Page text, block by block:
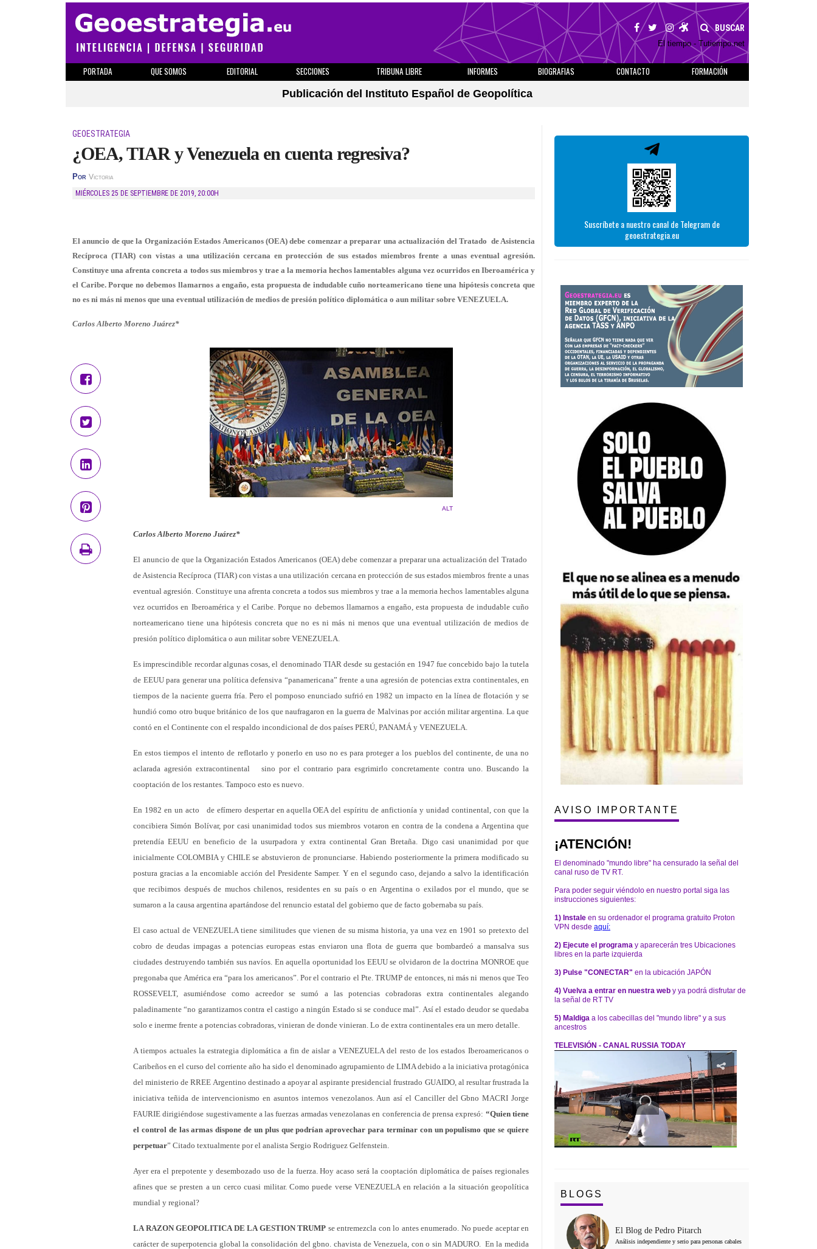
BUSCAR
El tiempo - Tutiempo.net
PORTADA QUE SOMOS EDITORIAL SECCIONES TRIBUNA LIBRE INFORMES BIOGRAFIAS CONTACTO
FORMACIÓN
Publicación del Instituto Español de Geopolítica
GEOESTRATEGIA
¿OEA, TIAR y Venezuela en cuenta regresiva?
Por Victoria
MIÉRCOLES 25 DE SEPTIEMBRE DE 2019, 20:00H
El anuncio de que la Organización Estados Americanos (OEA) debe comenzar a preparar una actualización del Tratado de Asistencia
Recíproca (TIAR) con vistas a una utilización cercana en protección de sus estados miembros frente a unas eventual agresión.
Constituye una afrenta concreta a todos sus miembros y trae a la memoria hechos lamentables alguna vez ocurridos en Iberoamérica y
el Caribe. Porque no debemos llamarnos a engaño, esta propuesta de indudable cuño norteamericano tiene una hipótesis concreta que
no es ni más ni menos que una eventual utilización de medios de presión político diplomática o aun militar sobre VENEZUELA.
Carlos Alberto Moreno Juárez*
ALT
Carlos Alberto Moreno Juárez*
El anuncio de que la Organización Estados Americanos (OEA) debe comenzar a preparar una actualización del Tratado
de Asistencia Recíproca (TIAR) con vistas a una utilización cercana en protección de sus estados miembros frente a unas
eventual agresión. Constituye una afrenta concreta a todos sus miembros y trae a la memoria hechos lamentables alguna
vez ocurridos en Iberoamérica y el Caribe. Porque no debemos llamarnos a engaño, esta propuesta de indudable cuño
norteamericano tiene una hipótesis concreta que no es ni más ni menos que una eventual utilización de medios de
presión político diplomática o aun militar sobre VENEZUELA.
Es imprescindible recordar algunas cosas, el denominado TIAR desde su gestación en 1947 fue concebido bajo la tutela
de EEUU para generar una política defensiva “panamericana” frente a una agresión de potencias extra continentales, en
tiempos de la naciente guerra fría. Pero el pomposo enunciado sufrió en 1982 un impacto en la línea de flotación y se
hundió como otro buque británico de los que naufragaron en la guerra de Malvinas por acción militar argentina. La que
contó en el Continente con el respaldo incondicional de dos países PERÚ, PANAMÁ y VENEZUELA.
En estos tiempos el intento de reflotarlo y ponerlo en uso no es para proteger a los pueblos del continente, de una no
aclarada agresión extracontinental sino por el contrario para esgrimirlo concretamente contra uno. Buscando la
cooptación de los restantes. Tampoco esto es nuevo.
En 1982 en un acto de efímero despertar en aquella OEA del espíritu de anfictionía y unidad continental, con que la
concibiera Simón Bolívar, por casi unanimidad todos sus miembros votaron en contra de la condena a Argentina que
pretendía EEUU en beneficio de la usurpadora y extra continental Gran Bretaña. Digo casi unanimidad por que
inicialmente COLOMBIA y CHILE se abstuvieron de pronunciarse. Habiendo posteriormente la primera modificado su
postura gracias a la encomiable acción del Presidente Samper. Y en el segundo caso, dejando a salvo la identificación
que recibimos después de muchos chilenos, residentes en su país o en Argentina o exilados por el mundo, que se
sumaron a la causa argentina apartándose del renuncio estatal del gobierno que de facto gobernaba su país.
El caso actual de VENEZUELA tiene similitudes que vienen de su misma historia, ya una vez en 1901 so pretexto del
cobro de deudas impagas a potencias europeas estas enviaron una flota de guerra que bombardeó a mansalva sus
ciudades destruyendo también sus navíos. En aquella oportunidad los EEUU se olvidaron de la doctrina MONROE que
pregonaba que América era “para los americanos”. Por el contrario el Pte. TRUMP de entonces, ni más ni menos que Teo
ROSSEVELT, asumiéndose como acreedor se sumó a las potencias cobradoras extra continentales alegando
paladinamente “no garantizamos contra el castigo a ningún Estado si se conduce mal”. Así el estado deudor se quedaba
solo e inerme frente a potencias cobradoras, vinieran de donde vinieran. Lo de extra continentales era un mero detalle.
A tiempos actuales la estrategia diplomática a fin de aislar a VENEZUELA del resto de los estados Iberoamericanos o
Caribeños en el curso del corriente año ha sido el denominado agrupamiento de LIMA debido a la iniciativa protagónica
del ministerio de RREE Argentino destinado a apoyar al aspirante presidencial frustrado GUAIDO, al resultar frustrada la
iniciativa teñida de intervencionismo en asuntos internos venezolanos. Aun así el Canciller del Gbno MACRI Jorge
FAURIE dirigiéndose sugestivamente a las fuerzas armadas venezolanas en conferencia de prensa expresó: “Quien tiene
el control de las armas dispone de un plus que podrían aprovechar para terminar con un populismo que se quiere
perpetuar” Citado textualmente por el analista Sergio Rodriguez Gelfenstein.
Ayer era el prepotente y desembozado uso de la fuerza. Hoy acaso será la cooptación diplomática de países regionales
afines que se presten a un cerco cuasi militar. Como puede verse VENEZUELA en relación a la situación geopolítica
mundial y regional?
LA RAZON GEOPOLITICA DE LA GESTION TRUMP se entremezcla con lo antes enumerado. No puede aceptar en
carácter de superpotencia global la consolidación del gbno. chavista de Venezuela, con o sin MADURO. En la medida
Suscríbete a nuestro canal de Telegram de
geoestrategia.eu
AVISO IMPORTANTE
¡ATENCIÓN!
El denominado "mundo libre" ha censurado la señal del
canal ruso de TV RT.
Para poder seguir viéndolo en nuestro portal siga las
instrucciones siguientes:
1) Instale en su ordenador el programa gratuito Proton
VPN desde aquí:
2) Ejecute el programa y aparecerán tres Ubicaciones
libres en la parte izquierda
3) Pulse "CONECTAR" en la ubicación JAPÓN
4) Vuelva a entrar en nuestra web y ya podrá disfrutar de
la señal de RT TV
5) Maldiga a los cabecillas del "mundo libre" y a sus
ancestros
TELEVISIÓN - CANAL RUSSIA TODAY
BLOGS
El Blog de Pedro Pitarch
Análisis independiente y serio para personas cabales